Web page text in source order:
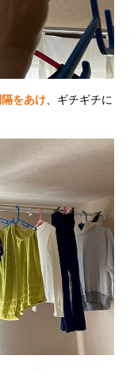
をあけ 、ギチギチに